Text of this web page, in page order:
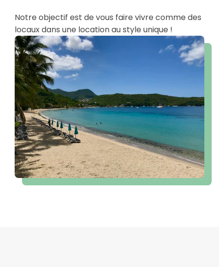
Notre objectif est de vous faire vivre comme des
locaux dans une location au style unique !